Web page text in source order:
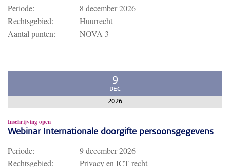
Periode:
8 december 2026
Rechtsgebied:
Huurrecht
Aantal punten:
NOVA 3
9
DEC
2026
Inschrijving open
Webinar Internationale doorgifte persoonsgegevens
Periode:
9 december 2026
Rechtsgebied:
Privacy en ICT recht